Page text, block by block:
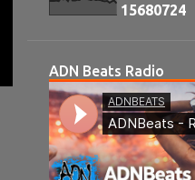
1 5680724
ADN Beats Radio